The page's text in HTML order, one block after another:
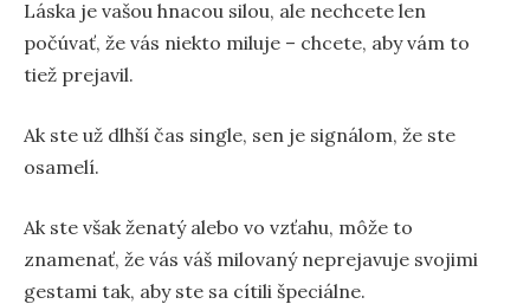
Láska je vašou hnacou silou, ale nechcete len
počúvať, že vás niekto miluje – chcete, aby vám to
tiež prejavil.
Ak ste už dlhší čas single, sen je signálom, že ste
osamelí.
Ak ste však ženatý alebo vo vzťahu, môže to
znamenať, že vás váš milovaný neprejavuje svojimi
gestami tak, aby ste sa cítili špeciálne.